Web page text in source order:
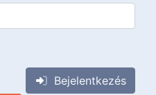
Bejelentkezés